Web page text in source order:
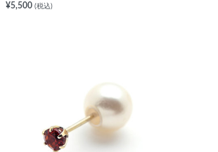
¥5,500 (税込)